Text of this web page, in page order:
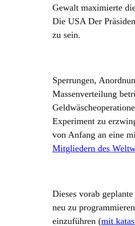
Gewalt maximierte
Die USA Der
zu sein.
Sperrungen,
Massenverteilung
Experiment zu
von Anfang an eine
Mitgliedern des
Dieses vorab
neu zu
einzuführen (mit